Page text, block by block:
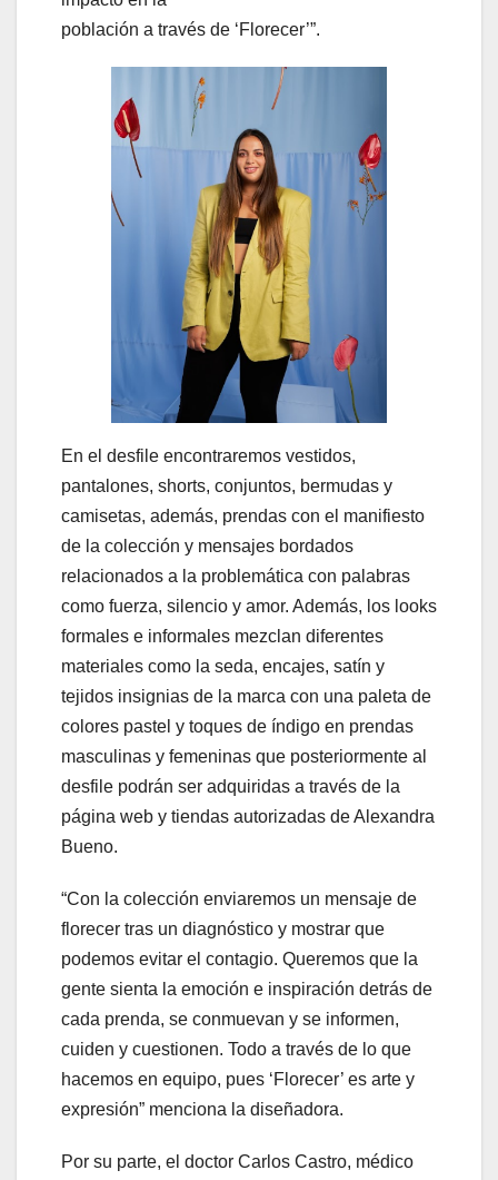
población a través de ‘Florecer’”.
En el desfile encontraremos vestidos,
pantalones, shorts, conjuntos, bermudas y
camisetas, además, prendas con el manifiesto
de la colección y mensajes bordados
relacionados a la problemática con palabras
como fuerza, silencio y amor. Además, los looks
formales e informales mezclan diferentes
materiales como la seda, encajes, satín y
tejidos insignias de la marca con una paleta de
colores pastel y toques de índigo en prendas
masculinas y femeninas que posteriormente al
desfile podrán ser adquiridas a través de la
página web y tiendas autorizadas de Alexandra
Bueno.
“Con la colección enviaremos un mensaje de
florecer tras un diagnóstico y mostrar que
podemos evitar el contagio. Queremos que la
gente sienta la emoción e inspiración detrás de
cada prenda, se conmuevan y se informen,
cuiden y cuestionen. Todo a través de lo que
hacemos en equipo, pues ‘Florecer’ es arte y
expresión” menciona la diseñadora.
Por su parte, el doctor Carlos Castro, médico